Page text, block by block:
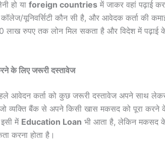
हो या foreign countries में जाकर वहां पढ़ाई
कॉलेज/यूनिवर्सिटी कौन सी है, और आवेदक कर्ता की
लाख रुपए तक लोन मिल सकता है और विदेश में
के लिए जरूरी दस्तावेज
आवेदन कर्ता को कुछ जरूरी दस्तावेज अपने साथ लेकर
व्यक्ति बैंक से अपने किसी खास मकसद को पूरा करने
में Education Loan भी आता है, लेकिन मकसद
करना होता है।